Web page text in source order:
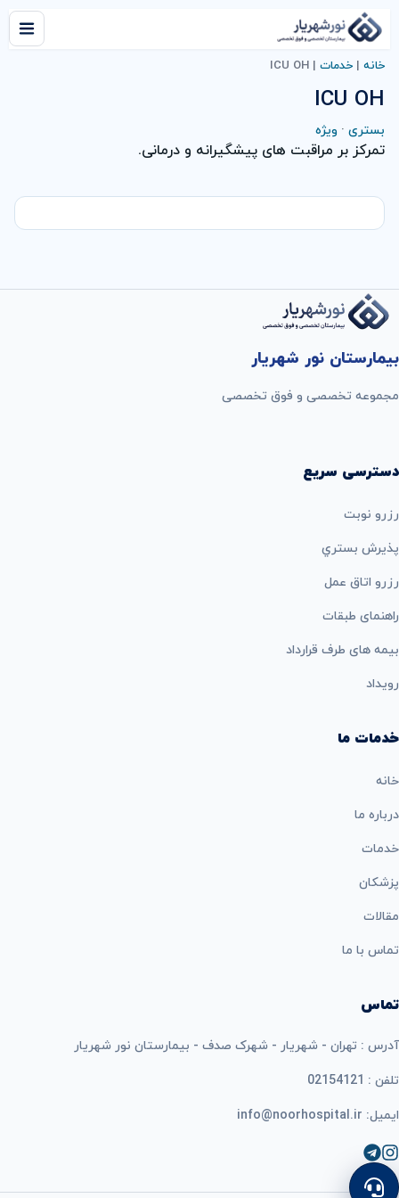
خانه | خدمات |
ICU OH
ICU OH
بستری · ویژه
تمرکز بر مراقبت های پیشگیرانه و درمانی.
بیمارستان نور شهریار
مجموعه تخصصی و فوق تخصصی
دسترسی سریع
رزرو نوبت
پذيرش بستري
رزرو اتاق عمل
راهنمای طبقات
بيمه های طرف قرارداد
رویداد
خدمات ما
خانه
درباره ما
خدمات
پزشکان
مقالات
تماس با ما
تماس
آدرس : تهران - شهریار - شهرک صدف - بیمارستان نور شهریار
تلفن : 02154121
ایمیل: info@noorhospital.ir